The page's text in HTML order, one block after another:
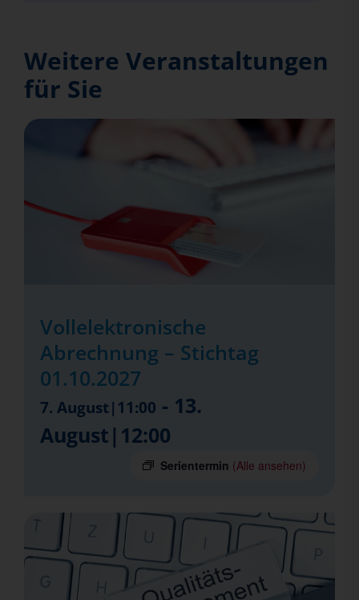
Weitere Veranstaltungen
für Sie
Vollelektronische
Abrechnung – Stichtag
01.10.2027
7. August|11:00 - 13.
August|12:00
Serientermin (Alle ansehen)